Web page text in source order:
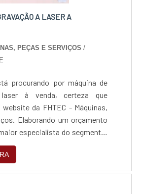
A LASER A
PEÇAS E SERVIÇOS /
procurando por máquina de
à venda, certeza que
da FHTEC - Máquinas,
Elaborando um orçamento
especialista do segmento,
detalhes sobre a maior
qualidade da área de
SOBRE A MÁQUINA DE